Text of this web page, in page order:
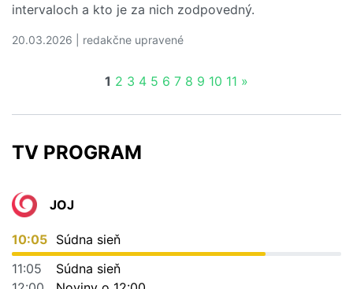
intervaloch a kto je za nich zodpovedný.
20.03.2026 | redakčne upravené
1 2 3 4 5 6 7 8 9 10 11 »
TV PROGRAM
JOJ
10:05 Súdna sieň
11:05
Súdna sieň